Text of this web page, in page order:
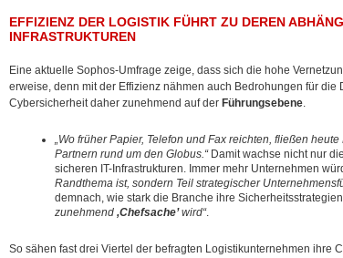
EFFIZIENZ DER LOGISTIK FÜHRT ZU DEREN
INFRASTRUKTUREN
Eine aktuelle Sophos-Umfrage zeige, dass sich die hohe
erweise, denn mit der Effizienz nähmen auch Bedrohungen für
Cybersicherheit daher zunehmend auf der Führungsebene.
„Wo früher Papier, Telefon und Fax reichten, fließen
Partnern rund um den Globus.“Damit wachse nicht nur
sicheren IT-Infrastrukturen. Immer mehr Unternehmen
Randthema ist, sondern Teil strategischer
demnach, wie stark die Branche ihre
zunehmend ,Chefsache’wird“.
So sähen fast drei Viertel der befragten Logistikunternehmen ihre